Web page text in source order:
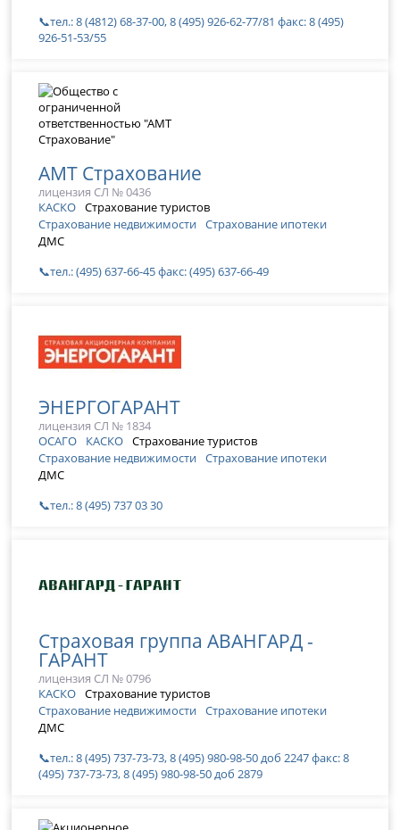
📞тел.: 8 (4812) 68-37-00, 8 (495) 926-62-77/81 факс: 8 (495)
926-51-53/55
АМТ Страхование
лицензия СЛ № 0436
КАСКО Страхование туристов
Страхование недвижимости Страхование ипотеки
ДМС
📞тел.: (495) 637-66-45 факс: (495) 637-66-49
ЭНЕРГОГАРАНТ
лицензия СЛ № 1834
ОСАГО
КАСКО Страхование туристов
Страхование недвижимости Страхование ипотеки
ДМС
📞тел.: 8 (495) 737 03 30
Страховая группа АВАНГАРД -
ГАРАНТ
лицензия СЛ № 0796
КАСКО Страхование туристов
Страхование недвижимости Страхование ипотеки
ДМС
📞тел.: 8 (495) 737-73-73, 8 (495) 980-98-50 доб 2247 факс: 8
(495) 737-73-73, 8 (495) 980-98-50 доб 2879